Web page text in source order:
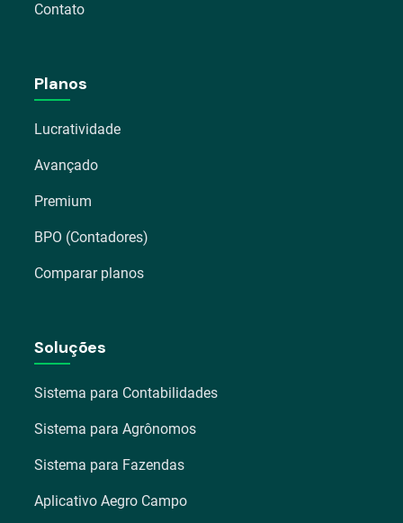
Contato
Planos
Lucratividade
Avançado
Premium
BPO (Contadores)
Comparar planos
Soluções
Sistema para Contabilidades
Sistema para Agrônomos
Sistema para Fazendas
Aplicativo Aegro Campo